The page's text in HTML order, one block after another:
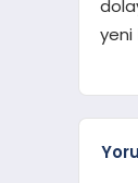
yeni